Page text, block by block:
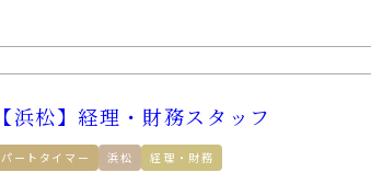
【浜松】経理・財務スタッフ
パートタイマー 浜松 経理・財務